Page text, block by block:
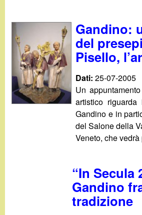
Gandino:
del
Pisello,
Dati:25-07-2005
Un
artistico
Gandino e in
del Salone della
Veneto, che
“In Secula
Gandino
tradizione